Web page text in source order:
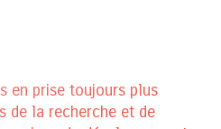
en prise toujours plus
de la recherche et de